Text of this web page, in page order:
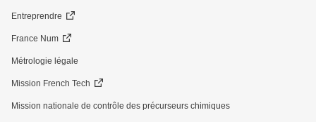
Entreprendre
France Num
Métrologie légale
Mission French Tech
Mission nationale de contrôle des précurseurs chimiques